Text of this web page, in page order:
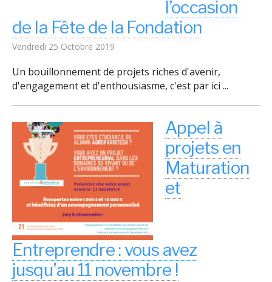
l’occasion
de la Fête de la Fondation
Vendredi 25 Octobre 2019
Un bouillonnement de projets riches d'avenir,
d'engagement et d'enthousiasme, c'est par ici ...
Appel à
projets en
Maturation
et
Entreprendre : vous avez
jusqu’au 11 novembre !